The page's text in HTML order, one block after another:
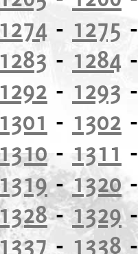
1274 - 1275
1283 - 1284
1292 - 1293
1301 - 1302
- 1311
-1320
-1329
1337 - 1338